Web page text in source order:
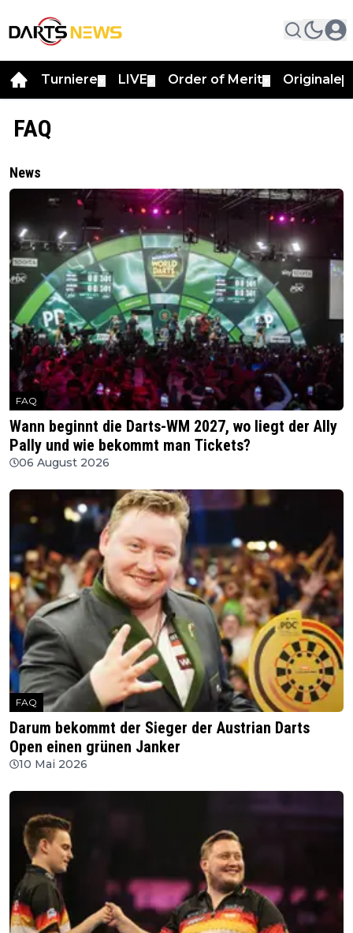
Turniere LIVE Order of Merit Originale
FAQ
News
FAQ
Wann beginnt die Darts-WM 2027, wo liegt der Ally
Pally und wie bekommt man Tickets?
06 August 2026
FAQ
Darum bekommt der Sieger der Austrian Darts
Open einen grünen Janker
10 Mai 2026